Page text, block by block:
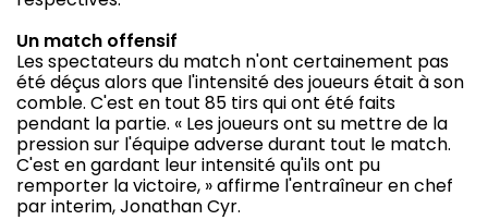
Un match offensif
Les spectateurs du match n'ont certainement pas
été déçus alors que l'intensité des joueurs était à son
comble. C'est en tout 85 tirs qui ont été faits
pendant la partie. « Les joueurs ont su mettre de la
pression sur l'équipe adverse durant tout le match.
C'est en gardant leur intensité qu'ils ont pu
remporter la victoire, » affirme l'entraîneur en chef
par interim, Jonathan Cyr.